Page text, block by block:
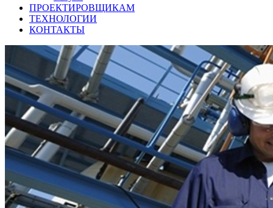
ПРОЕКТИРОВЩИКАМ
ТЕХНОЛОГИИ
КОНТАКТЫ